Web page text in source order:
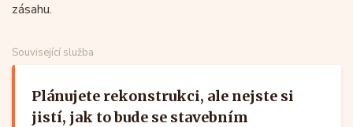
zásahu.
Související služba
Plánujete rekonstrukci, ale nejste si
jistí, jak to bude se stavebním